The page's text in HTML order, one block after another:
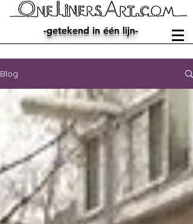
-getekend in één lijn-
Blog